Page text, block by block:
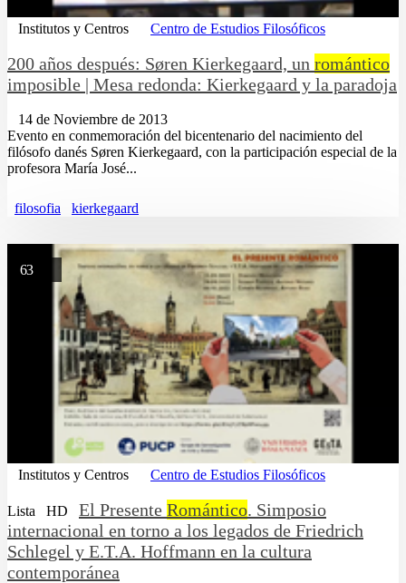
Institutos y Centros Centro de Estudios Filosóficos
200 años después: Søren Kierkegaard, un romántico
imposible | Mesa redonda: Kierkegaard y la paradoja
14 de Noviembre de 2013
Evento en conmemoración del bicentenario del nacimiento del
filósofo danés Søren Kierkegaard, con la participación especial de la
profesora María José...
filosofia kierkegaard
63
Institutos y Centros Centro de Estudios Filosóficos
Lista HD El Presente Romántico. Simposio
internacional en torno a los legados de Friedrich
Schlegel y E.T.A. Hoffmann en la cultura
contemporánea